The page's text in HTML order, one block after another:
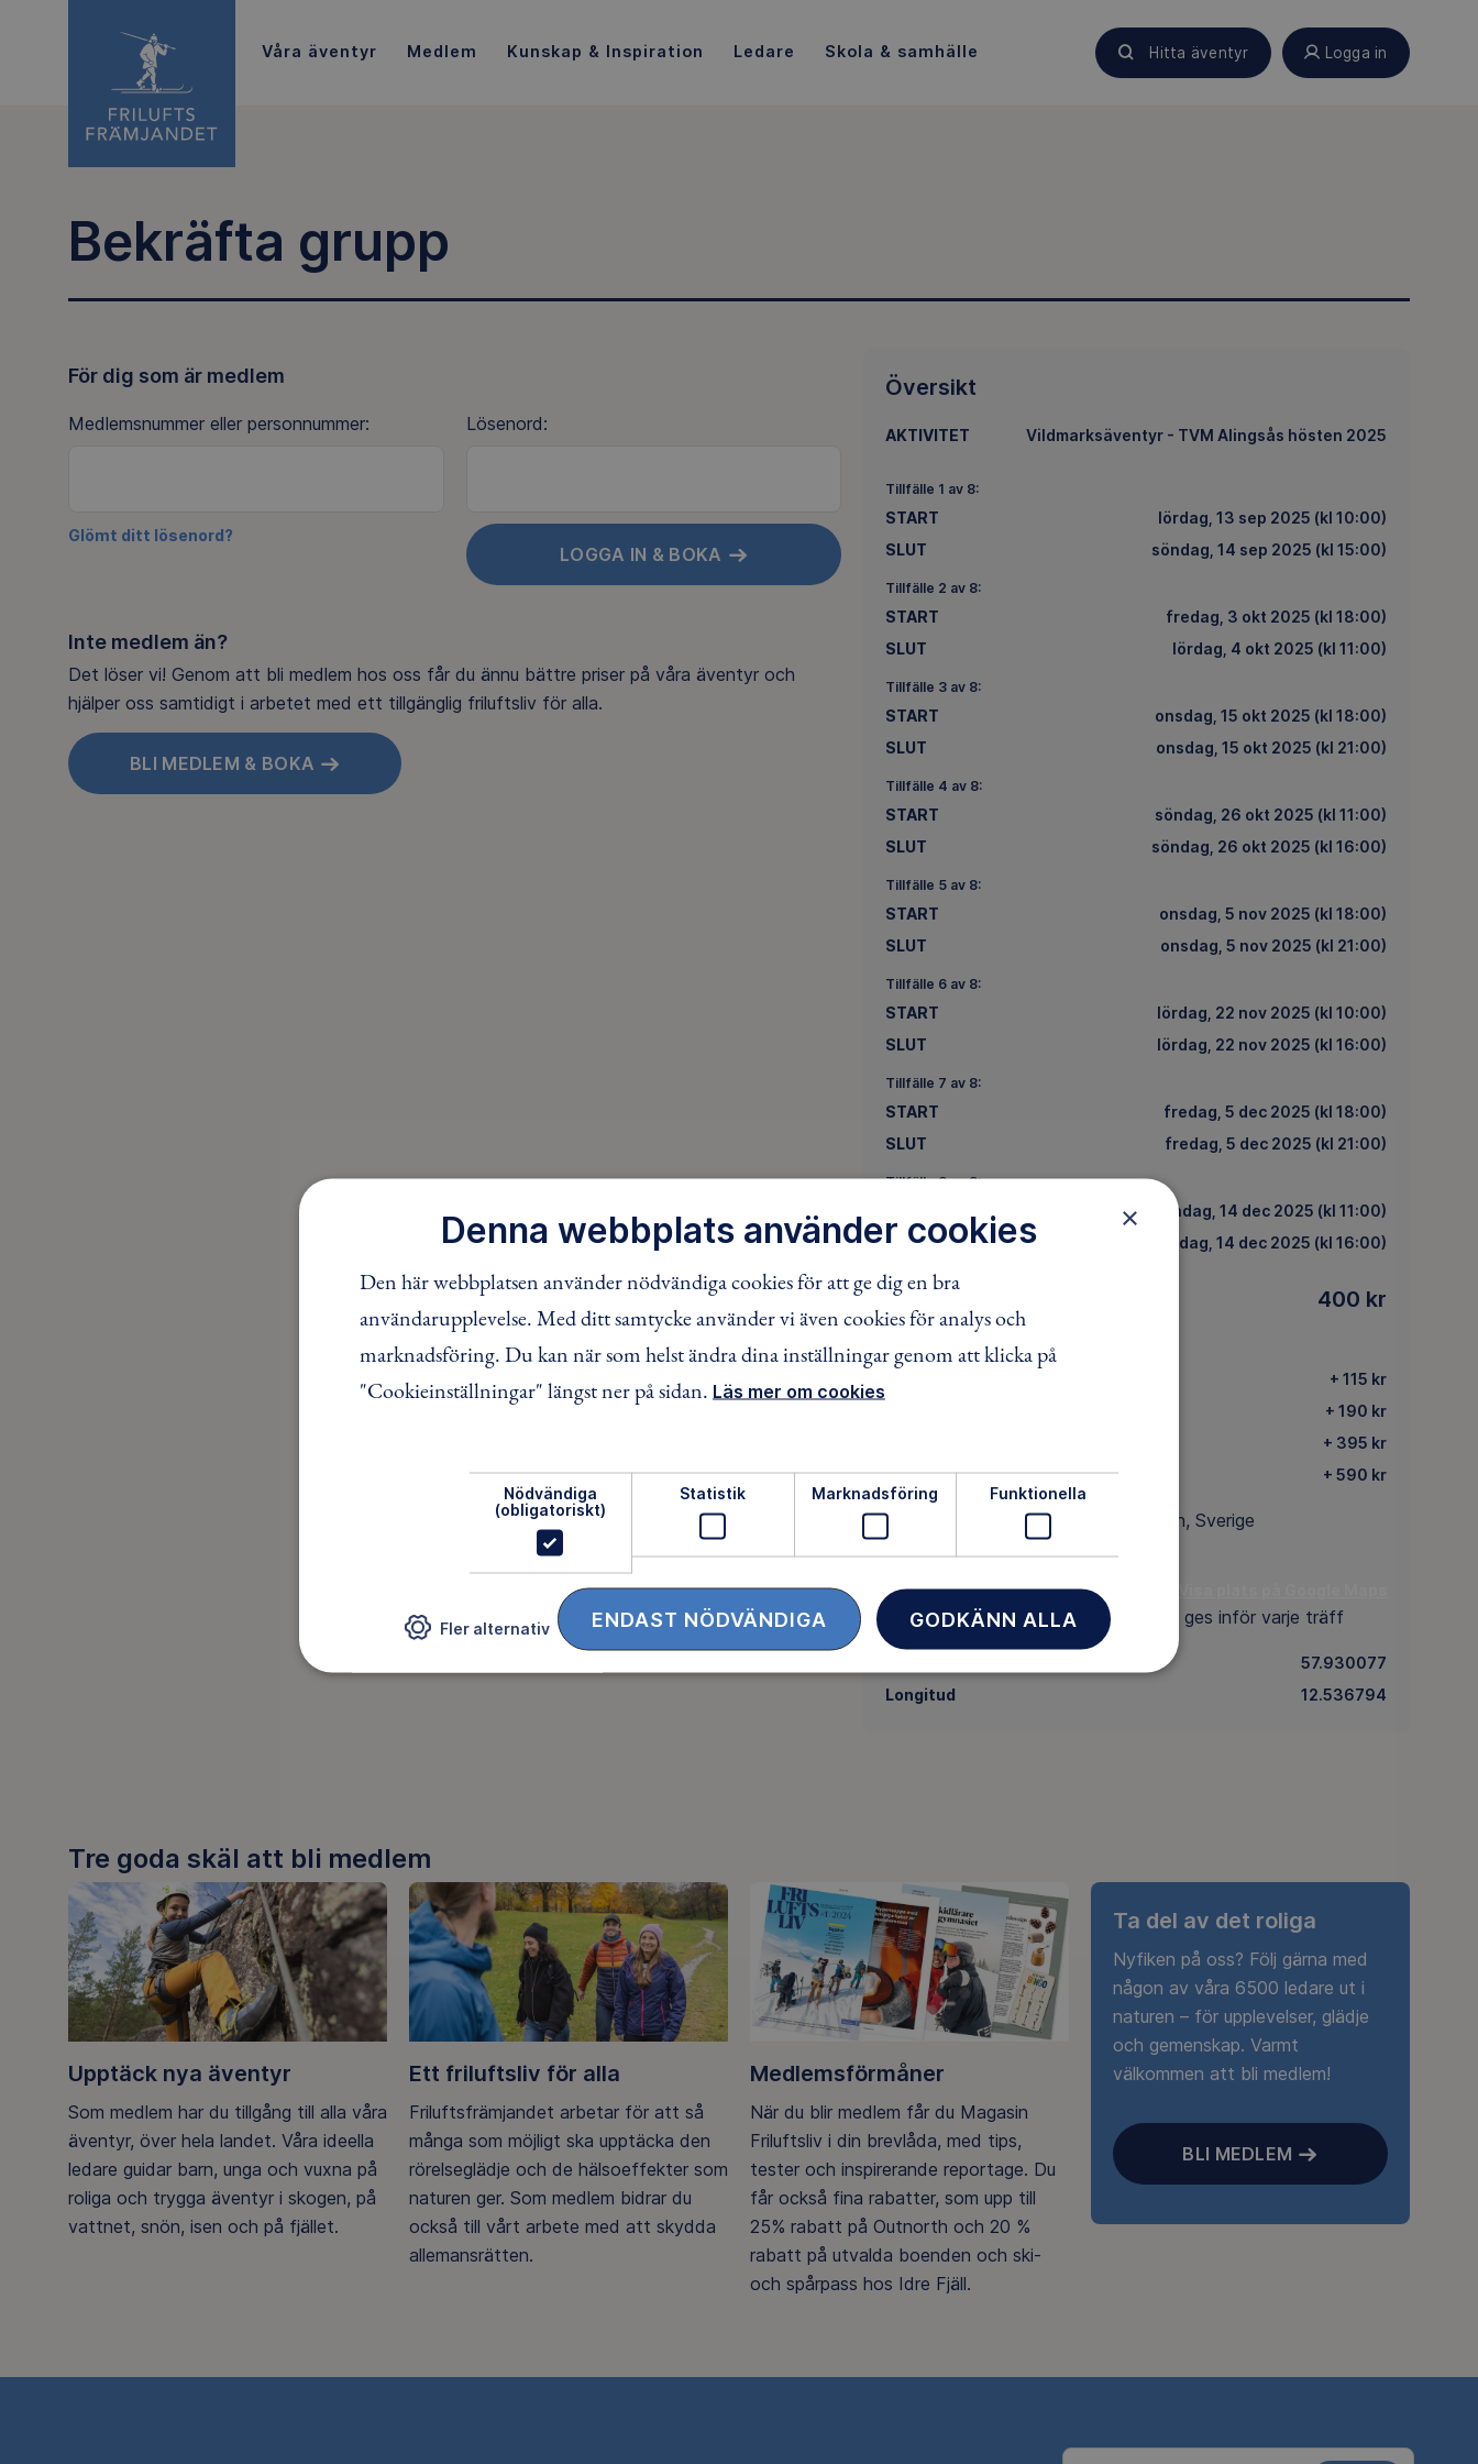
Våra äventyr Medlem Kunskap & Inspiration Ledare Skola & samhälle Hitta äventyr Logga in
Bekräfta grupp
För dig som är medlem
Medlemsnummer eller personnummer: Lösenord:
Glömt ditt lösenord?
LOGGA IN & BOKA
Inte medlem än?
Det löser vi! Genom att bli medlem hos oss får du ännu bättre priser på våra äventyr och
hjälper oss samtidigt i arbetet med ett tillgänglig friluftsliv för alla.
BLI MEDLEM & BOKA
Översikt
AKTIVITET Vildmarksäventyr - TVM Alingsås hösten 2025
Tillfälle 1 av 8:
START
lördag, 13 sep 2025 (kl 10:00)
SLUT
söndag, 14 sep 2025 (kl 15:00)
Tillfälle 2 av 8:
START
fredag, 3 okt 2025 (kl 18:00)
SLUT
lördag, 4 okt 2025 (kl 11:00)
Tillfälle 3 av 8:
START
onsdag, 15 okt 2025 (kl 18:00)
SLUT
onsdag, 15 okt 2025 (kl 21:00)
Tillfälle 4 av 8:
START
söndag, 26 okt 2025 (kl 11:00)
SLUT
söndag, 26 okt 2025 (kl 16:00)
Tillfälle 5 av 8:
START
onsdag, 5 nov 2025 (kl 18:00)
SLUT
onsdag, 5 nov 2025 (kl 21:00)
Tillfälle 6 av 8:
START
lördag, 22 nov 2025 (kl 10:00)
SLUT
lördag, 22 nov 2025 (kl 16:00)
Tillfälle 7 av 8:
START
fredag, 5 dec 2025 (kl 18:00)
SLUT
fredag, 5 dec 2025 (kl 21:00)
Tillfälle 8 av 8:
söndag, 14 dec 2025 (kl 11:00)
SLUT
söndag, 14 dec 2025 (kl 16:00)
MEDLEMSPRIS 400 kr
Bli medlem
+ 115 kr
+ 190 kr
+ 395 kr
Familj
+ 590 kr
Plats: Alingsås, Västra Götalands län, Sverige
Samlingsplats: Info om mötesplats ges inför varje träff
57.930077
Longitud
12.536794
Tre goda skäl att bli medlem
Upptäck nya äventyr
Som medlem har du tillgång till alla våra
äventyr, över hela landet. Våra ideella
ledare guidar barn, unga och vuxna på
roliga och trygga äventyr i skogen, på
vattnet, snön, isen och på fjället.
Ett friluftsliv för alla
Friluftsfrämjandet arbetar för att så
många som möjligt ska upptäcka den
rörelseglädje och de hälsoeffekter som
naturen ger. Som medlem bidrar du
också till vårt arbete med att skydda
allemansrätten.
Medlemsförmåner
När du blir medlem får du Magasin
Friluftsliv i din brevlåda, med tips,
tester och inspirerande reportage. Du
får också fina rabatter, som upp till
25% rabatt på Outnorth och 20 %
rabatt på utvalda boenden och ski-
och spårpass hos Idre Fjäll.
Ta del av det roliga
Nyfiken på oss? Följ gärna med
någon av våra 6500 ledare ut i
naturen – för upplevelser, glädje
och gemenskap. Varmt
välkommen att bli medlem!
BLI MEDLEM
×
Denna webbplats använder cookies
Den här webbplatsen använder nödvändiga cookies för att ge dig en bra
användarupplevelse. Med ditt samtycke använder vi även cookies för analys och
marknadsföring. Du kan när som helst ändra dina inställningar genom att klicka på
"Cookieinställningar" längst ner på sidan. Läs mer om cookies
Nödvändiga
(obligatoriskt)
Statistik Marknadsföring Funktionella
GODKÄNN ALLA
ENDAST NÖDVÄNDIGA
Fler alternativ